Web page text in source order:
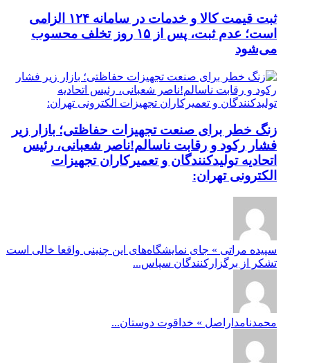
ثبت قیمت کالا و خدمات در سامانه ۱۲۴ الزامی
است؛ عدم ثبت، پس از ۱۵ روز تخلف محسوب
می‌شود
زنگ خطر برای صنعت تجهیزات حفاظتی؛ بازار زیر
فشار رکود و رقابت ناسالم!ناصر شعبانی، رئیس
اتحادیه تولیدکنندگان و تعمیرکاران تجهیزات
الکترونی تهران:
سپیده مراتی » جای نمایشگاه‌های این چنینی واقعا خالی است
تشکر از برگزارکنندگان سپاس...
محمدنامداراصل » خداقوت دوستان...